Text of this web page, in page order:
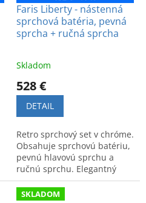
Faris Liberty - nástenná
sprchová batéria, pevná
sprcha + ručná sprcha
Skladom
528 €
DETAIL
Retro sprchový set v chróme.
Obsahuje sprchovú batériu,
pevnú hlavovú sprchu a
ručnú sprchu. Elegantný
dizajn a vysoký komfort.
SKLADOM